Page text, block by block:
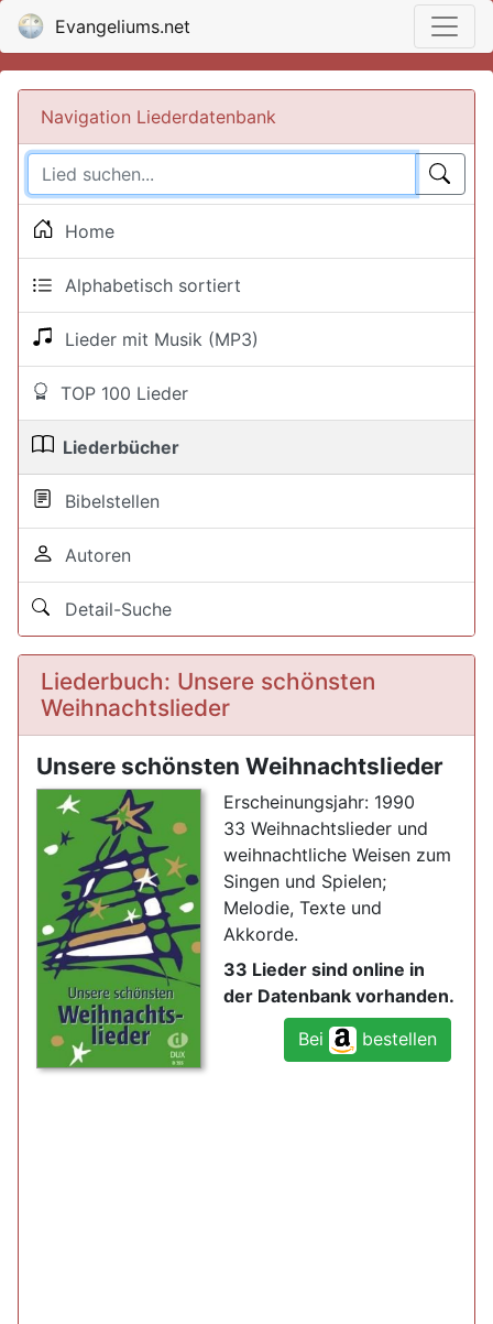
Evangeliums.net
Navigation Liederdatenbank
Home
Alphabetisch sortiert
Lieder mit Musik (MP3)
TOP 100 Lieder
Liederbücher
Bibelstellen
Autoren
Detail-Suche
Liederbuch: Unsere schönsten
Weihnachtslieder
Unsere schönsten Weihnachtslieder
Erscheinungsjahr: 1990
33 Weihnachtslieder und
weihnachtliche Weisen zum
Singen und Spielen;
Melodie, Texte und
Akkorde.
33 Lieder sind online in
der Datenbank vorhanden.
Bei
bestellen